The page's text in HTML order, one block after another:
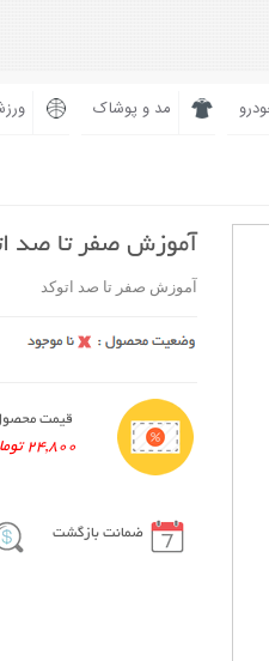
مد و پوشاک
آموزش صفر تا صد
آموزش صفر تا صد اتوکد
قیمت
24,800 تومان
ضمانت بازگشت